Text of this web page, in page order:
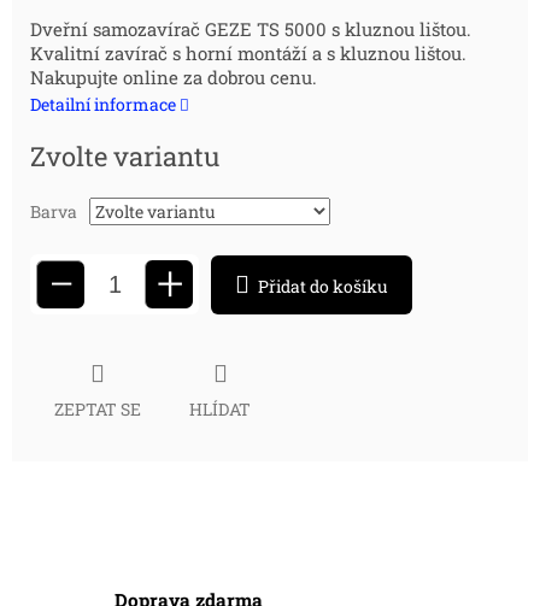
Měrná
cena:
Dveřní samozavírač GEZE TS 5000 s kluznou lištou.
Kvalitní zavírač s horní montáží a s kluznou lištou.
Nakupujte online za dobrou cenu.
Detailní informace
Zvolte variantu
Barva
− + Přidat do košíku
ZEPTAT SE HLÍDAT
Doprava zdarma